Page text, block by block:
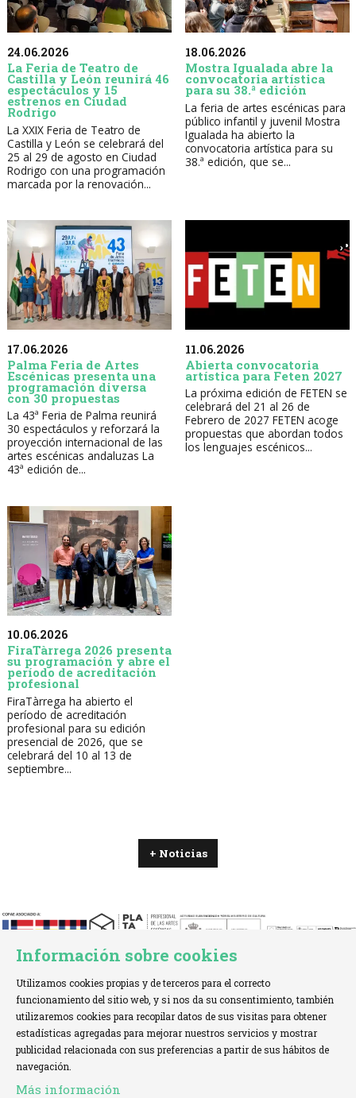
24.06.2026
La Feria de Teatro de
Castilla y León reunirá 46
espectáculos y 15
estrenos en Ciudad
Rodrigo
La XXIX Feria de Teatro de
Castilla y León se celebrará del
25 al 29 de agosto en Ciudad
Rodrigo con una programación
marcada por la renovación...
18.06.2026
Mostra Igualada abre la
convocatoria artística
para su 38.ª edición
La feria de artes escénicas para
público infantil y juvenil Mostra
Igualada ha abierto la
convocatoria artística para su
38.ª edición, que se...
17.06.2026
Palma Feria de Artes
Escénicas presenta una
programación diversa
con 30 propuestas
La 43ª Feria de Palma reunirá
30 espectáculos y reforzará la
proyección internacional de las
artes escénicas andaluzas La
43ª edición de...
11.06.2026
Abierta convocatoria
artística para Feten 2027
La próxima edición de FETEN se
celebrará del 21 al 26 de
Febrero de 2027 FETEN acoge
propuestas que abordan todos
los lenguajes escénicos...
10.06.2026
FiraTàrrega 2026 presenta
su programación y abre el
período de acreditación
profesional
FiraTàrrega ha abierto el
período de acreditación
profesional para su edición
presencial de 2026, que se
celebrará del 10 al 13 de
septiembre...
+ Noticias
TELÉFONO:+34 621 00 65 08 | info@cofae.net
Sitemap | Aviso Legal
Declaración de accesibilidad
Información sobre cookies
Utilizamos cookies propias y de terceros para el correcto
funcionamiento del sitio web, y si nos da su consentimiento, también
utilizaremos cookies para recopilar datos de sus visitas para obtener
estadísticas agregadas para mejorar nuestros servicios y mostrar
publicidad relacionada con sus preferencias a partir de sus hábitos de
navegación.
Más información